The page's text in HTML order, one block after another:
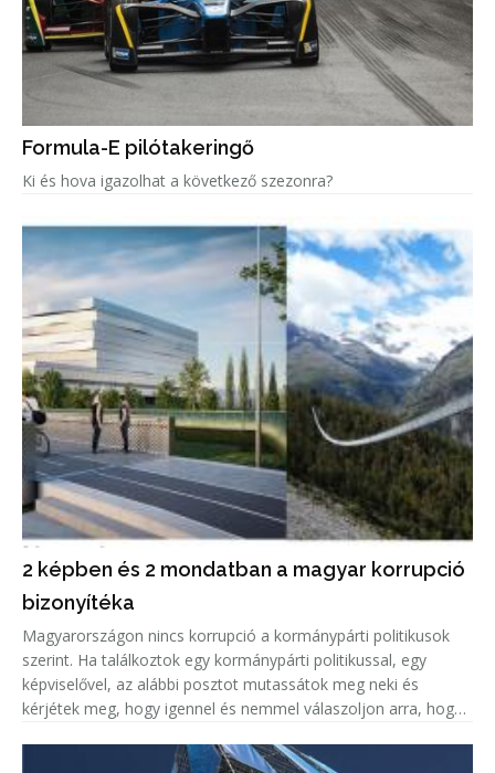
Formula-E pilótakeringő
Ki és hova igazolhat a következő szezonra?
2 képben és 2 mondatban a magyar korrupció
bizonyítéka
Magyarországon nincs korrupció a kormánypárti politikusok
szerint. Ha találkoztok egy kormánypárti politikussal, egy
képviselővel, az alábbi posztot mutassátok meg neki és
kérjétek meg, hogy igennel és nemmel válaszoljon arra, hogy